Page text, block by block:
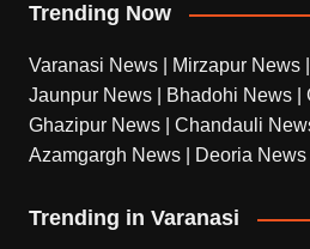
Trending Now
Varanasi News Mirzapur News
Jaunpur News
Bhadohi News
Ghazipur News
Chandauli
Azamgargh News
Deoria News
Trending in Varanasi